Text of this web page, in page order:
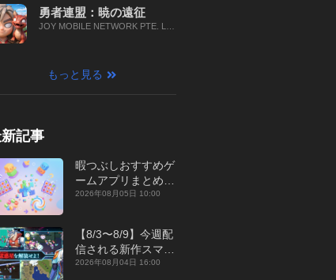
勇者連盟：暁の遠征
JOY MOBILE NETWORK PTE. LT
もっと見る
記事
暇つぶしおすすめゲ
ームアプリまとめ｜
オフライン対応あり
2026年08月05日 10:00
【8/3〜8/9】今週配
信される新作スマホ
ゲームをまとめてお
2026年08月04日 16:00